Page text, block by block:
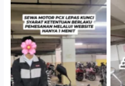
Hotel Kartika Chandra,
Jakarta Selatan